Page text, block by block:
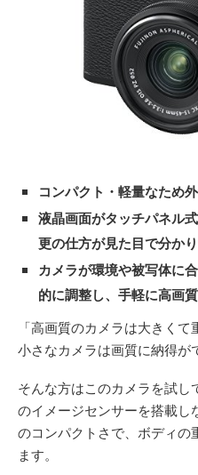
コンパクト・軽量なため
液晶画面がタッチパネル
更の仕方が見た目で分か
カメラが環境や被写体に
的に調整し、手軽に高画
「高画質のカメラは大きくて
小さなカメラは画質に納得が
そんな方はこのカメラを試
のイメージセンサーを搭載
のコンパクトさで、ボディの
ます。